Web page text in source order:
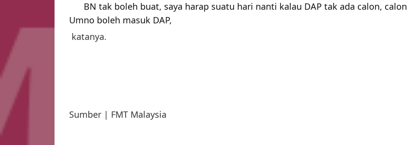
BN tak boleh buat, saya harap suatu hari nanti kalau DAP tak ada calon, calon
Umno boleh masuk DAP,
katanya.
Sumber | FMT Malaysia